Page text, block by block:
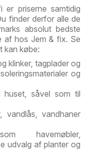
priserne samtidig
finder derfor alle de
absolut bedste
af hos Jem & fix. Se
kan købe:
klinker, tagplader og
og
såvel som til
vandlås, vandhaner
havemøbler,
udvalg af planter og